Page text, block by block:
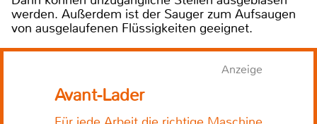
werden. Außerdem ist der Sauger zum Aufsaugen
von ausgelaufenen Flüssigkeiten geeignet.
Anzeige
Avant-Lader